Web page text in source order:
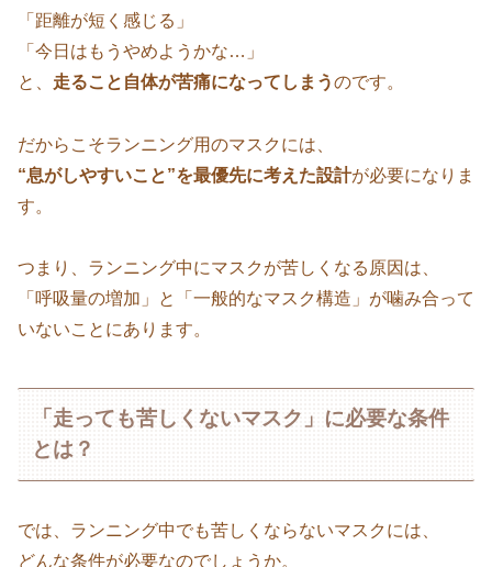
「距離が短く感じる」
「今日はもうやめようかな…」
と、 走ること自体が苦痛になってしまうのです。
だからこそランニング用のマスクには、
“息がしやすいこと”を最優先に考えた設計が必要になりま
す。
つまり、ランニング中にマスクが苦しくなる原因は、
「呼吸量の増加」と「一般的なマスク構造」が噛み合って
いないことにあります。
「走っても苦しくないマスク」に必要な条件
とは？
では、ランニング中でも苦しくならないマスクには、
どんな条件が必要なのでしょうか。